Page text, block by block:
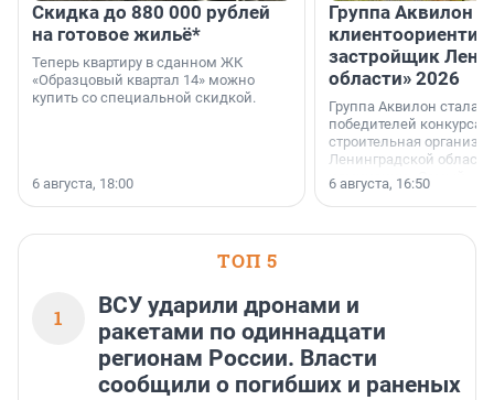
Скидка до 880 000 рублей
на готовое жильё*
Теперь квартиру в сданном ЖК
«Образцовый квартал 14» можно
купить со специальной скидкой.
6 августа, 18:00
Группа Аквилон
застройщик
области» 2026
Группа Аквилон стала
победителей конкурса
строительная
Ленинградской области
номинации «Самый
застройщик
области».
6 августа, 16:50
ТОП 5
1
ВСУ ударили дронами и
ракетами по одиннадцати
регионам России. Власти
сообщили о погибших и раненых